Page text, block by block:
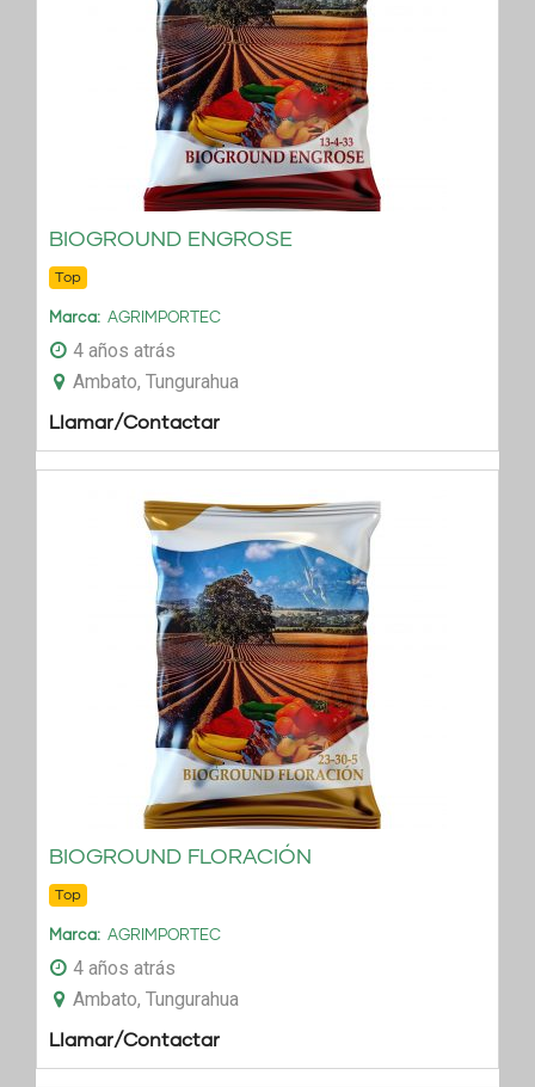
BIOGROUND ENGROSE
Top
Marca AGRIMPORTEC
4 años atrás
Ambato, Tungurahua
Llamar/Contactar
BIOGROUND FLORACIÓN
Top
Marca AGRIMPORTEC
4 años atrás
Ambato, Tungurahua
Llamar/Contactar